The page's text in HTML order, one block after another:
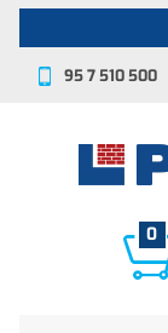
95 7 510 500
0